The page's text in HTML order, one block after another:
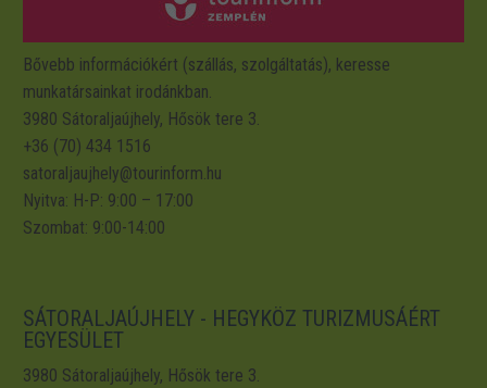
Bővebb információkért (szállás, szolgáltatás), keresse
munkatársainkat irodánkban.
3980 Sátoraljaújhely, Hősök tere 3.
+36 (70) 434 1516
satoraljaujhely@tourinform.hu
Nyitva: H-P: 9:00 – 17:00
Szombat: 9:00-14:00
SÁTORALJAÚJHELY - HEGYKÖZ TURIZMUSÁÉRT
EGYESÜLET
3980 Sátoraljaújhely, Hősök tere 3.